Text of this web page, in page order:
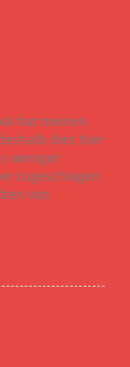
hat meinen
dies hier
weniger
zugeschlagen
von